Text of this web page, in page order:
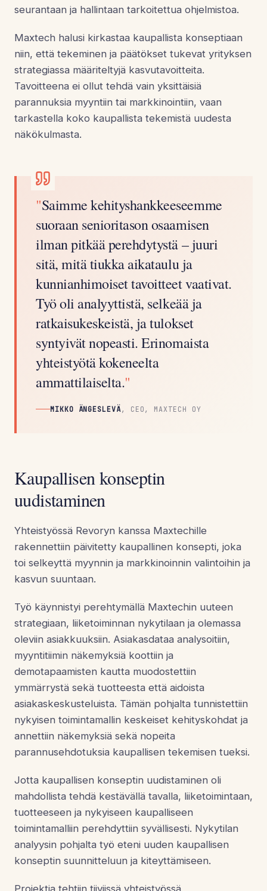
seurantaan ja hallintaan tarkoitettua ohjelmistoa.
Maxtech halusi kirkastaa kaupallista konseptiaan
niin, että tekeminen ja päätökset tukevat yrityksen
strategiassa määriteltyjä kasvutavoitteita.
Tavoitteena ei ollut tehdä vain yksittäisiä
parannuksia myyntiin tai markkinointiin, vaan
tarkastella koko kaupallista tekemistä uudesta
näkökulmasta.
"Saimme kehityshankkeeseemme
suoraan senioritason osaamisen
ilman pitkää perehdytystä – juuri
sitä, mitä tiukka aikataulu ja
kunnianhimoiset tavoitteet vaativat.
Työ oli analyyttistä, selkeää ja
ratkaisukeskeistä, ja tulokset
syntyivät nopeasti. Erinomaista
yhteistyötä kokeneelta
ammattilaiselta."
MIKKO ÄNGESLEVÄ , CEO, MAXTECH OY
Kaupallisen konseptin
uudistaminen
Yhteistyössä Revoryn kanssa Maxtechille
rakennettiin päivitetty kaupallinen konsepti, joka
toi selkeyttä myynnin ja markkinoinnin valintoihin ja
kasvun suuntaan.
Työ käynnistyi perehtymällä Maxtechin uuteen
strategiaan, liiketoiminnan nykytilaan ja olemassa
oleviin asiakkuuksiin. Asiakasdataa analysoitiin,
myyntitiimin näkemyksiä koottiin ja
demotapaamisten kautta muodostettiin
ymmärrystä sekä tuotteesta että aidoista
asiakaskeskusteluista. Tämän pohjalta tunnistettiin
nykyisen toimintamallin keskeiset kehityskohdat ja
annettiin näkemyksiä sekä nopeita
parannusehdotuksia kaupallisen tekemisen tueksi.
Jotta kaupallisen konseptin uudistaminen oli
mahdollista tehdä kestävällä tavalla, liiketoimintaan,
tuotteeseen ja nykyiseen kaupalliseen
toimintamalliin perehdyttiin syvällisesti. Nykytilan
analyysin pohjalta työ eteni uuden kaupallisen
konseptin suunnitteluun ja kiteyttämiseen.
Projektia tehtiin tiiviissä yhteistyössä